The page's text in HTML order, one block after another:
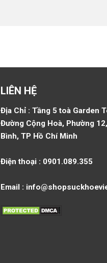
LIÊN HỆ
Địa Chỉ : Tầng 5 toà Garden
Đường Cộng Hoà, Phường
Bình, TP Hồ Chí Minh
Điện thoại : 0901.089.355
Email :